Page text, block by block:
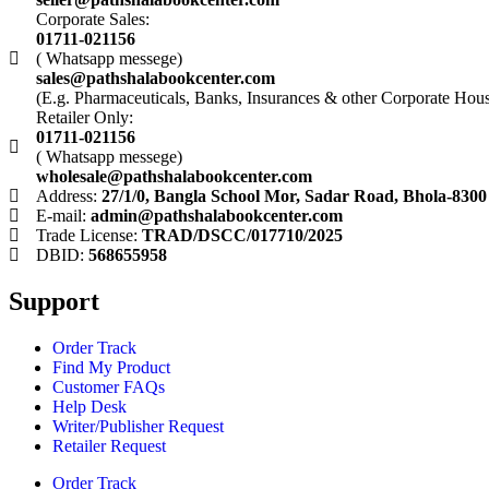
Corporate Sales:
01711-021156
( Whatsapp messege)
sales@pathshalabookcenter.com
(E.g. Pharmaceuticals, Banks, Insurances & other Corporate
Retailer Only:
01711-021156
( Whatsapp messege)
wholesale@pathshalabookcenter.com
Address: 27/1/0, Bangla School Mor, Sadar Road, Bhola-8300
E-mail: admin@pathshalabookcenter.com
Trade License: TRAD/DSCC/017710/2025
DBID: 568655958
Support
Order Track
Find My Product
Customer FAQs
Help Desk
Writer/Publisher Request
Retailer Request
Order Track